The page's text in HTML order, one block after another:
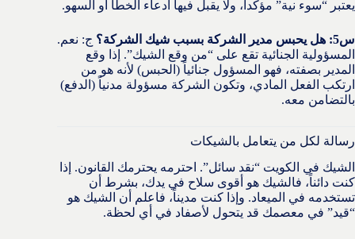
يعتبر “سوء نية” مؤكداً، ولا يقبل فيها ادعاء الخطأ أو السهو.
س5: هل يحبس مدير الشركة بسبب شيك الشركة؟
ج: نعم.
المسؤولية الجنائية تقع على “من وقع الشيك”. إذا وقع
المدير بصفته، فهو المسؤول جنائياً (الحبس) لأنه هو من
ارتكب الفعل المادي، وتكون الشركة مسؤولة مدنياً (الدفع)
بالتضامن معه.
رسالة لكل من يتعامل بالشيكات
الشيك في الكويت “نقد سائل”. احترمه يحترمك القانون. إذا
كنت دائناً، فالشيك هو أقوى سلاح في يدك، بشرط أن
تستخدمه في الميعاد. وإذا كنت مديناً، فاعلم أن الشيك هو
“قيد” في معصمك قد يتحول لأصفاد في أي لحظة.